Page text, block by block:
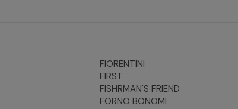
FIORENTINI
FIRST
FISHRMAN'S FRIEND
FORNO BONOMI